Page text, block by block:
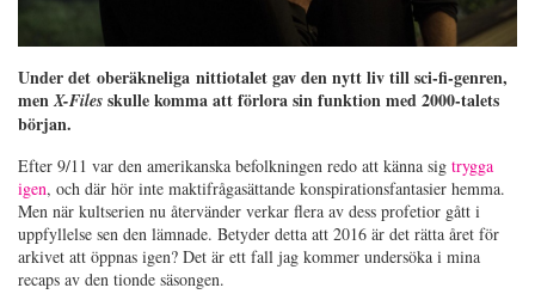
Under det oberäkneliga nittiotalet gav den nytt liv till sci-fi-genren,
menX-Files skulle komma att förlora sin funktion med 2000-talets
början.
Efter 9/11 var den amerikanska befolkningen redo att känna sig trygga
igen, och där hör inte maktifrågasättande konspirationsfantasier hemma.
Men när kultserien nu återvänder verkar flera av dess profetior gått i
uppfyllelse sen den lämnade. Betyder detta att 2016 är det rätta året för
arkivet att öppnas igen? Det är ett fall jag kommer undersöka i mina
recaps av den tionde säsongen.